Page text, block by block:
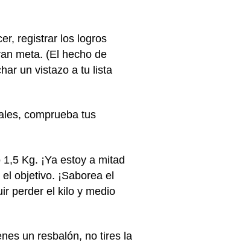
registrar los logros
meta. (El hecho de
un vistazo a tu lista
comprueba tus
Kg. ¡Ya estoy a mitad
objetivo. ¡Saborea el
perder el kilo y medio
un resbalón, no tires la